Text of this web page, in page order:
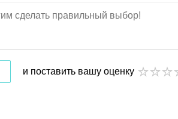
и поставить вашу оценку